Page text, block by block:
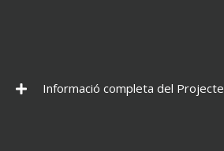
Informació completa del Projecte